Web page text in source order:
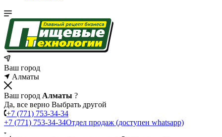
Ваш город
Алматы
Ваш город Алматы ?
Да, все верно Выбрать другой
+7 (771) 753-34-34
+7 (771) 753-34-34Отдел продаж (доступен whatsapp)